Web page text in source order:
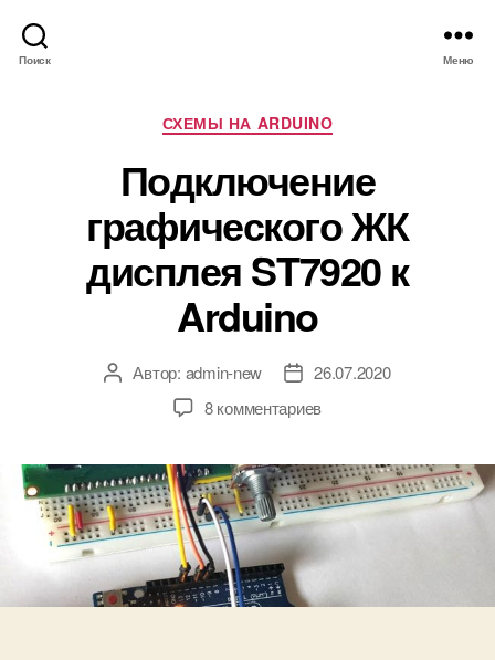
Поиск Меню
Р
у
б
р
и
к
и
СХЕМЫ НА ARDUINO
Подключение
графического ЖК
дисплея ST7920 к
Arduino
А
р
з
а
п
и
с
Автор: admin-new
Д
т
з
а
п
и
с
и
26.07.2020
8 комментариевк
п
и
о